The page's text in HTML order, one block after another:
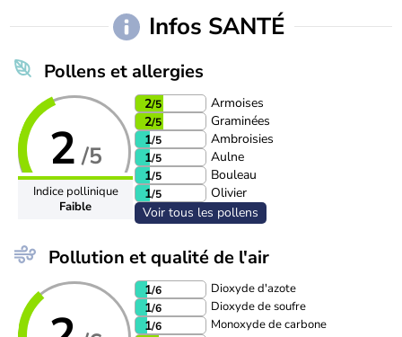
Infos SANTÉ
Pollens et allergies
2 /5
Indice pollinique
Faible
2/5
Armoises
2/5
Graminées
1/5
Ambroisies
1/5
Aulne
1/5
Bouleau
1/5
Olivier
Voir tous les pollens
Pollution et qualité de l'air
1/6 Dioxyde d'azote
1/6 Dioxyde de soufre
1/6 Monoxyde de carbone